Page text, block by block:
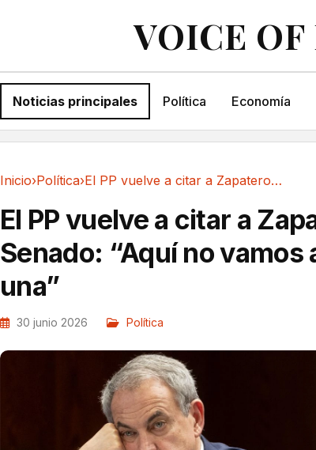
VOICE
Noticias principales Política Economía
Inicio›Política› El PP vuelve a citar a Zapatero en el Senado:...
El PP vuelve a citar a
Senado: “Aquí no vamos
una”
30 junio 2026 Política